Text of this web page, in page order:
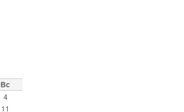
Вс
4
11